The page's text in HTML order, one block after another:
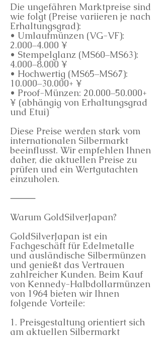
Die ungefähren Marktpreise sind
wie folgt (Preise variieren je nach
Erhaltungsgrad):
• Umlaufmünzen (VG-VF):
2.000–4.000 ¥
• Stempelglanz (MS60–MS63):
4.000–8.000 ¥
• Hochwertig (MS65–MS67):
10.000–30.000+ ¥
• Proof-Münzen: 20.000–50.000+
¥ (abhängig von Erhaltungsgrad
und Etui)
Diese Preise werden stark vom
internationalen Silbermarkt
beeinflusst. Wir empfehlen Ihnen
daher, die aktuellen Preise zu
prüfen und ein Wertgutachten
einzuholen.
⸻
Warum GoldSilverJapan?
GoldSilverJapan ist ein
Fachgeschäft für Edelmetalle
und ausländische Silbermünzen
und genießt das Vertrauen
zahlreicher Kunden. Beim Kauf
von Kennedy-Halbdollarmünzen
von 1964 bieten wir Ihnen
folgende Vorteile:
1. Preisgestaltung orientiert sich
am aktuellen Silbermarkt